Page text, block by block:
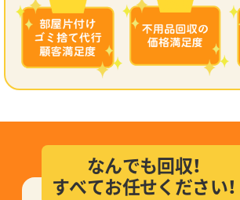
なんでも回収！
すべてお任せください！